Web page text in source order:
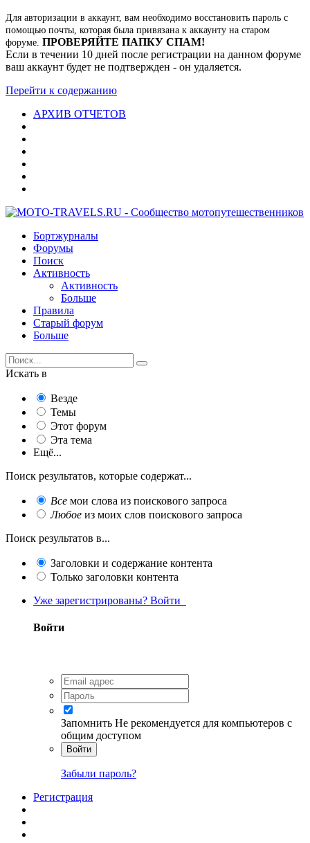
Для авторизации в аккаунт, вам необходимо восстановить пароль с
помощью почты, которая была привязана к аккаунту на старом
форуме. ПРОВЕРЯЙТЕ ПАПКУ СПАМ!
Если в течении 10 дней после регистрации на данном форуме
ваш аккаунт будет не подтвержден - он удаляется.
Перейти к содержанию
АРХИВ ОТЧЕТОВ
Бортжурналы
Форумы
Поиск
Активность
Активность
Больше
Правила
Старый форум
Больше
Искать в
Везде
Темы
Этот форум
Эта тема
Ещё...
Поиск результатов, которые содержат...
Все мои слова из поискового запроса
Любое из моих слов поискового запроса
Поиск результатов в...
Заголовки и содержание контента
Только заголовки контента
Уже зарегистрированы? Войти
Войти
Запомнить Не рекомендуется для компьютеров с
общим доступом
Войти
Забыли пароль?
Регистрация